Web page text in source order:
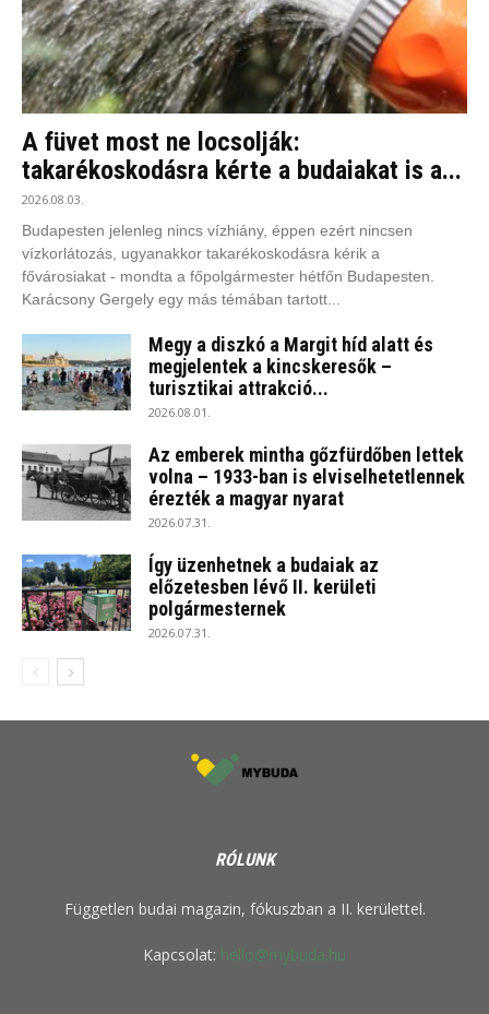
A füvet most ne locsolják:
takarékoskodásra kérte a budaiakat is a...
2026.08.03.
Budapesten jelenleg nincs vízhiány, éppen ezért nincsen
vízkorlátozás, ugyanakkor takarékoskodásra kérik a
fővárosiakat - mondta a főpolgármester hétfőn Budapesten.
Karácsony Gergely egy más témában tartott...
Megy a diszkó a Margit híd alatt és
megjelentek a kincskeresők –
turisztikai attrakció...
2026.08.01.
Az emberek mintha gőzfürdőben lettek
volna – 1933-ban is elviselhetetlennek
érezték a magyar nyarat
2026.07.31.
Így üzenhetnek a budaiak az
előzetesben lévő II. kerületi
polgármesternek
2026.07.31.
RÓLUNK
Független budai magazin, fókuszban a II. kerülettel.
Kapcsolat: hello@mybuda.hu